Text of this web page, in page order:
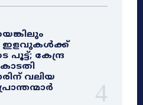
ഇളവുകൾക്ക്
കേന്ദ്ര
വലിയ